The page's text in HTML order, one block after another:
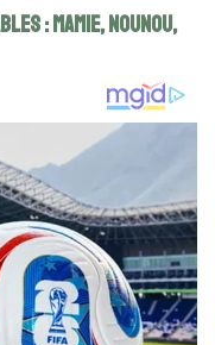
: mamie, nounou,